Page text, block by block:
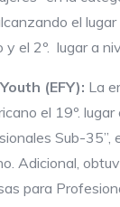
el
el 2º. lugar a
(EFY): La
el 19º. lugar
Sub-35”,
Adicional,
para